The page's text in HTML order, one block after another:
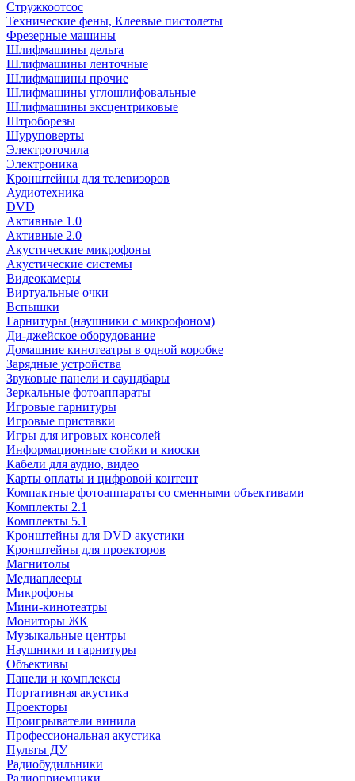
Стружкоотсос
Технические фены, Клеевые пистолеты
Фрезерные машины
Шлифмашины дельта
Шлифмашины ленточные
Шлифмашины прочие
Шлифмашины углошлифовальные
Шлифмашины эксцентриковые
Штроборезы
Шуруповерты
Электроточила
Электроника
Кронштейны для телевизоров
Аудиотехника
DVD
Активные 1.0
Активные 2.0
Акустические микрофоны
Акустические системы
Видеокамеры
Виртуальные очки
Вспышки
Гарнитуры (наушники с микрофоном)
Ди-джейское оборудование
Домашние кинотеатры в одной коробке
Зарядные устройства
Звуковые панели и саундбары
Зеркальные фотоаппараты
Игровые гарнитуры
Игровые приставки
Игры для игровых консолей
Информационные стойки и киоски
Кабели для аудио, видео
Карты оплаты и цифровой контент
Компактные фотоаппараты со сменными объективами
Комплекты 2.1
Комплекты 5.1
Кронштейны для DVD акустики
Кронштейны для проекторов
Магнитолы
Медиаплееры
Микрофоны
Мини-кинотеатры
Мониторы ЖК
Музыкальные центры
Наушники и гарнитуры
Объективы
Панели и комплексы
Портативная акустика
Проекторы
Проигрыватели винила
Профессиональная акустика
Пульты ДУ
Радиобудильники
Радиоприемники